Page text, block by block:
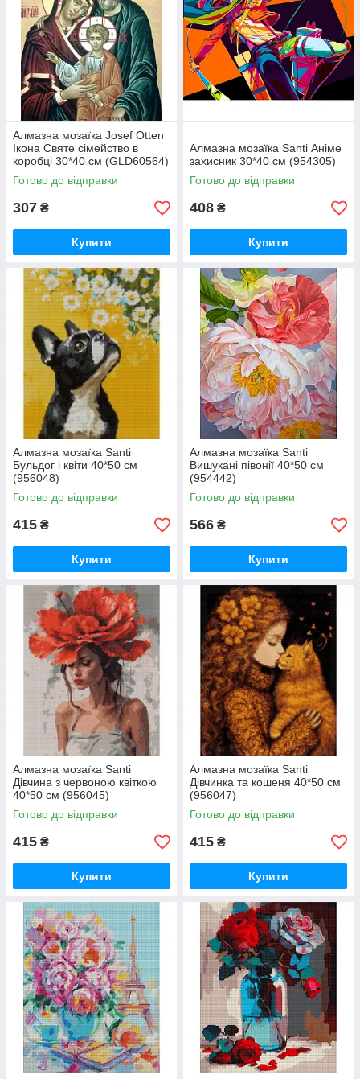
Алмазна мозаїка Josef Otten
Ікона Святе сімейство в
коробці 30*40 см (GLD60564)
Готово до відправки
307 ₴
Купити
Алмазна мозаїка Santi Аніме
захисник 30*40 см (954305)
Готово до відправки
408 ₴
Купити
Алмазна мозаїка Santi
Бульдог і квіти 40*50 см
(956048)
Готово до відправки
415 ₴
Купити
Алмазна мозаїка Santi
Вишукані півонії 40*50 см
(954442)
Готово до відправки
566 ₴
Купити
Алмазна мозаїка Santi
Дівчина з червоною квіткою
40*50 см (956045)
Готово до відправки
415 ₴
Купити
Алмазна мозаїка Santi
Дівчинка та кошеня 40*50 см
(956047)
Готово до відправки
415 ₴
Купити